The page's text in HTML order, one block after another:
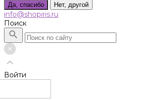
Да, спасибо Нет, другой
info@shopiris.ru
Поиск
Войти